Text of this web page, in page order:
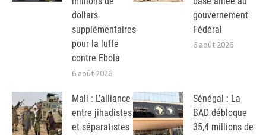
dollars
supplémentaires
pour la lutte
contre Ebola
6 août 2026
gouvernement
Fédéral
6 août 2026
Mali : L’alliance
entre jihadistes
et séparatistes
Sénégal : La
BAD débloque
35,4 millions de